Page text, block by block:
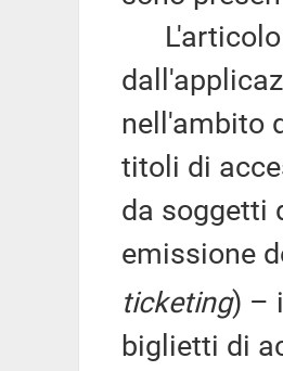
L'articolo
nell'ambito
titoli di
da soggetti
emissione
ticketing) –
biglietti di